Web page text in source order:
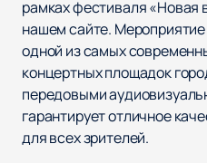
рамках фестиваля «Новая
нашем сайте. Мероприятие
одной из самых
концертных площадок
передовыми
гарантирует отличное
для всех зрителей.